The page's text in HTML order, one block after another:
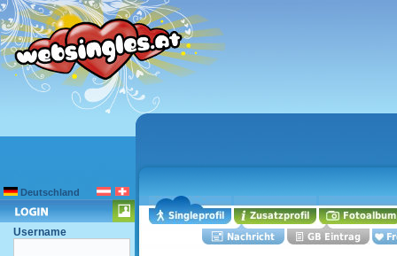
Deutschland
Username